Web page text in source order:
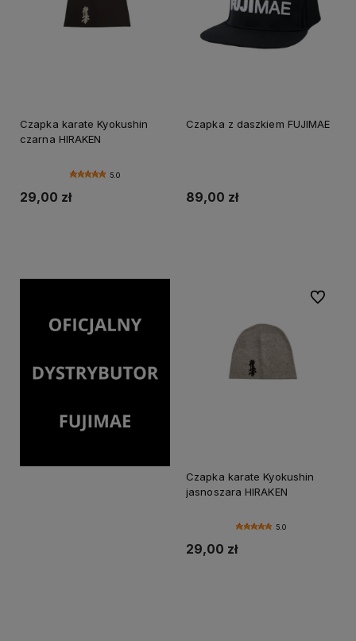
prostu do ulubionej kurtki. To także świetny,
praktyczny prezent dla każdego karateki i
Czapka karate Kyokushin
czarna HIRAKEN
5.0
29,00 zł
Czapka z daszkiem FUJIMAE
89,00 zł
Czapka karate Kyokushin
jasnoszara HIRAKEN
5.0
29,00 zł
Do